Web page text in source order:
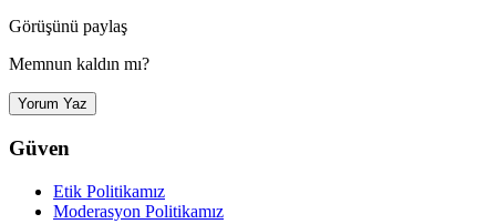
Görüşünü paylaş
Memnun kaldın mı?
Yorum Yaz
Güven
Etik Politikamız
Moderasyon Politikamız